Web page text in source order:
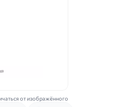
от изображённого